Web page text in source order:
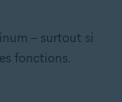
– surtout si
fonctions.